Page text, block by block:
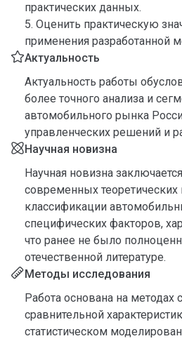
практических данных.
5. Оценить практическую
применения разработанной
Актуальность
Актуальность работы
более точного анализа и
автомобильного рынка
управленческих решений и
Научная новизна
Научная новизна
современных теоретических
классификации
специфических факторов,
что ранее не было
отечественной литературе.
Методы исследования
Работа основана на методах
сравнительной
статистическом